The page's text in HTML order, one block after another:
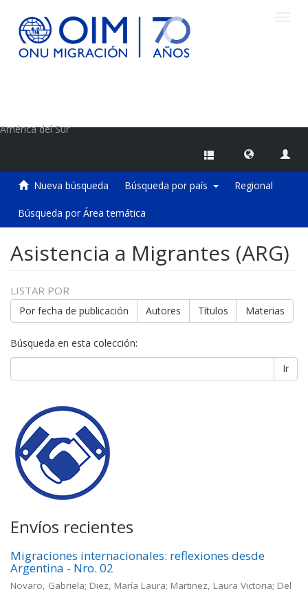
América del Sur
Nueva búsqueda Búsqueda por país Regional
Búsqueda por Área temática
Asistencia a Migrantes (ARG)
LISTAR POR
Por fecha de publicación Autores Títulos Materias
Búsqueda en esta colección:
Ir
Envíos recientes
Migraciones internacionales: reflexiones desde
Argentina - Nro. 02
Novaro, Gabriela; Diez, María Laura; Martinez, Laura Victoria; Del